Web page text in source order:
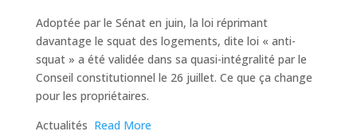
Adoptée par le Sénat en juin, la loi réprimant
davantage le squat des logements, dite loi « anti-
squat » a été validée dans sa quasi-intégralité par le
Conseil constitutionnel le 26 juillet. Ce que ça change
pour les propriétaires.
​Actualités Read More